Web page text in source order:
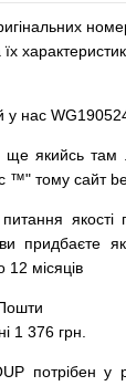
характеристик.
у нас
ще якийсь там
™" тому сайт
питання якості
ви придбаєте
місяців
1 376 грн.
потрібен у